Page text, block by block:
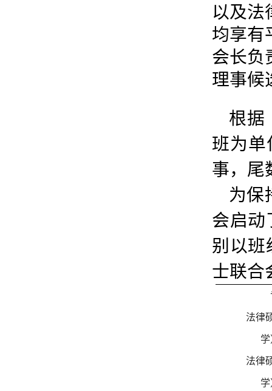
以及法
均享有
会长负
理事候
根据
班为单
事，尾
为保
会启动
别 以班
士联合
法律
法律